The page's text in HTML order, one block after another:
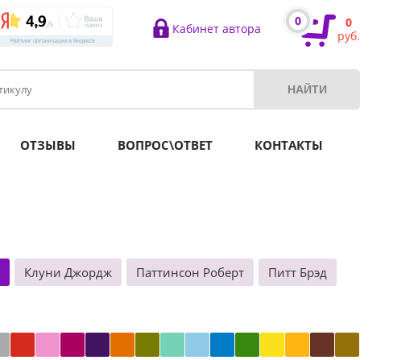
Кабинет автора
0
0
руб.
ОТЗЫВЫ ВОПРОС\ОТВЕТ КОНТАКТЫ
Клуни Джордж Паттинсон Роберт
Питт Брэд